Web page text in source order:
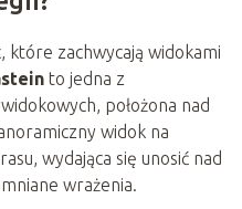
które zachwycają widokami
to jedna z
położona nad
widok na
wydająca się unosić nad
wrażenia.